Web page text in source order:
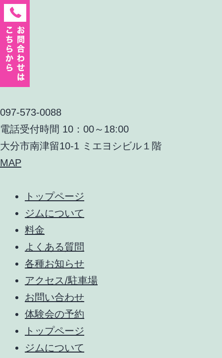
097-573-0088
電話受付時間 10：00～18:00
大分市南津留10-1 ミエヨシビル１階
MAP
トップページ
ジムについて
料金
よくある質問
各種お知らせ
アクセス/駐車場
お問い合わせ
体験会の予約
トップページ
ジムについて